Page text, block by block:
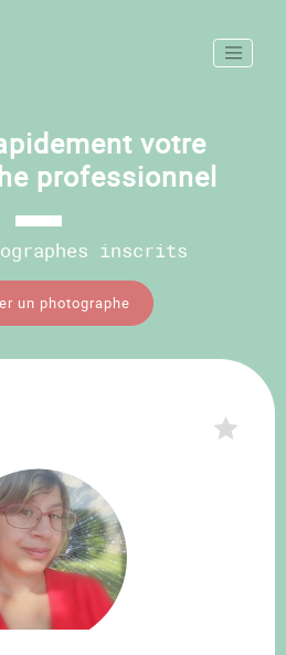
votre
professionnel
inscrits
un photographe